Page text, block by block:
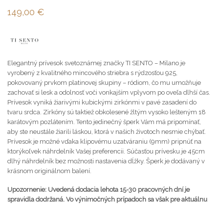
149,00 €
Elegantný prívesok svetoznámej značky TI SENTO – Milano je
vyrobený z kvalitného mincového striebra s rýdzosťou 925,
pokovovaný prvkom platinovej skupiny – ródiom, čo mu umožňuje
zachovať si lesk a odolnosť voči vonkajším vplyvom po oveľa dlhší čas.
Prívesok vyniká žiarivými kubickými zirkónmi v pavé zasadení do
tvaru srdca. Zirkóny sú taktiež obkolesené žltým vysoko lešteným 18
karátovým pozlátením. Tento jedinečný šperk Vám má pripomínať,
aby ste neustále žiarili láskou, ktorá v našich životoch nesmie chýbať.
Prívesok je možné vďaka klipovému uzatváraniu (9mm) pripnúť na
ktorýkoľvek náhrdelník Vašej preferencii. Súčasťou prívesku je 45cm
dlhý náhrdelník bez možnosti nastavenia dĺžky. Šperk je dodávaný v
krásnom originálnom balení.
Upozornenie: Uvedená dodacia lehota 15-30 pracovných dní je
spravidla dodržaná. Vo výnimočných prípadoch sa však pre aktuálnu